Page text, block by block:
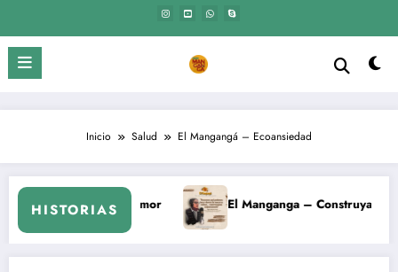
contenido
Inicio Salud El Mangangá – Ecoansiedad
HISTORIAS
– Construyamos Conjuntamente Espacios de